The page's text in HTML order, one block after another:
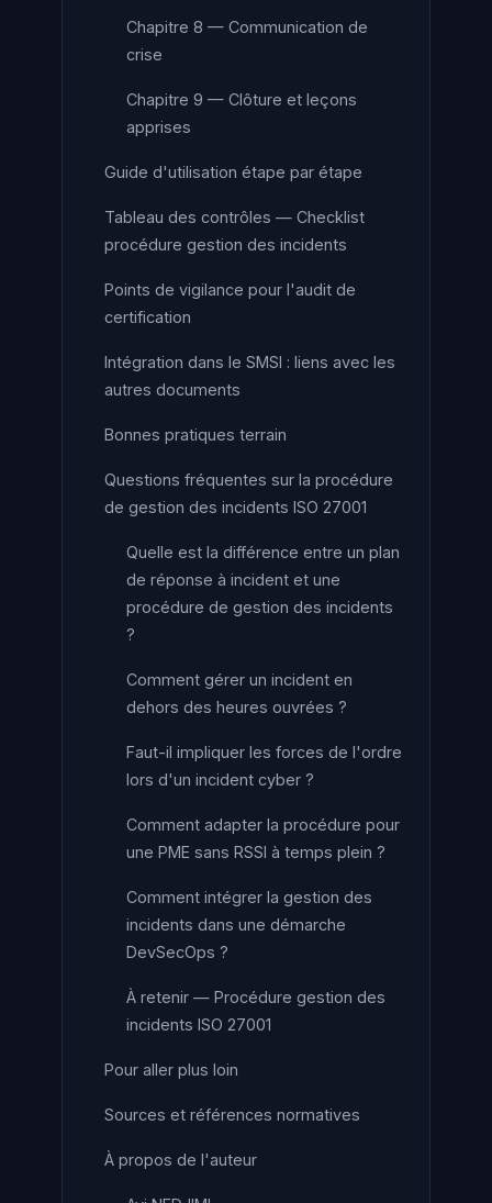
Chapitre 8 — Communication de
crise
Chapitre 9 — Clôture et leçons
apprises
Guide d'utilisation étape par étape
Tableau des contrôles — Checklist
procédure gestion des incidents
Points de vigilance pour l'audit de
certification
Intégration dans le SMSI : liens avec les
autres documents
Bonnes pratiques terrain
Questions fréquentes sur la procédure
de gestion des incidents ISO 27001
Quelle est la différence entre un plan
de réponse à incident et une
procédure de gestion des incidents
?
Comment gérer un incident en
dehors des heures ouvrées ?
Faut-il impliquer les forces de l'ordre
lors d'un incident cyber ?
Comment adapter la procédure pour
une PME sans RSSI à temps plein ?
Comment intégrer la gestion des
incidents dans une démarche
DevSecOps ?
À retenir — Procédure gestion des
incidents ISO 27001
Pour aller plus loin
Sources et références normatives
À propos de l'auteur